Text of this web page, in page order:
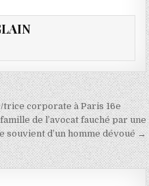
corporate à Paris 16e
de l’avocat fauché par une
souvient d’un homme dévoué →